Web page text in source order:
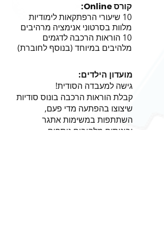
קורס Online:
10 שיעורי הרפתקאות לימודיות
מלוות בסרטוני אנימציה מרהיבים
10 הוראות הרכבה לדגמים
מלהיבים במיוחד (בנוסף לחוברת)
מועדון הילדים:
גישה למעבדה הסודית!
קבלת הוראות הרכבה בונוס סודיות
שיצוצו בהפתעה מדי פעם,
השתתפות במשימות אתגר
ובונוסים מלהיבים נוספים